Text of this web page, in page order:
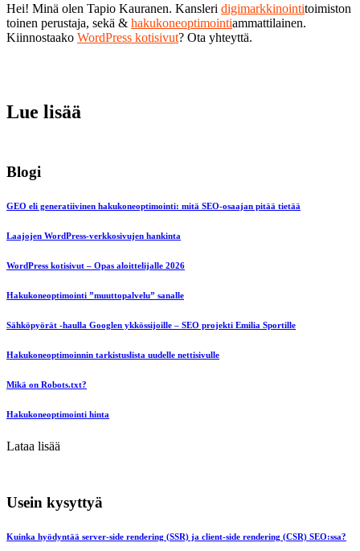
Hei! Minä olen Tapio Kauranen. Kansleri digimarkkinointitoimiston
toinen perustaja, sekä & hakukoneoptimointiammattilainen.
Kiinnostaako WordPress kotisivut? Ota yhteyttä.
Lue lisää
Blogi
GEO eli generatiivinen hakukoneoptimointi: mitä SEO-osaajan pitää tietää
Laajojen WordPress-verkkosivujen hankinta
WordPress kotisivut – Opas aloittelijalle 2026
Hakukoneoptimointi ”muuttopalvelu” sanalle
Sähköpyörät -haulla Googlen ykkössijoille – SEO projekti Emilia Sportille
Hakukoneoptimoinnin tarkistuslista uudelle nettisivulle
Mikä on Robots.txt?
Hakukoneoptimointi hinta
Lataa lisää
Usein kysyttyä
Kuinka hyödyntää server-side rendering (SSR) ja client-side rendering (CSR) SEO:ssa?